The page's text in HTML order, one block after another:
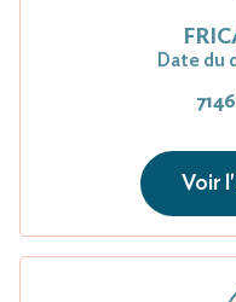
Date du
Voir